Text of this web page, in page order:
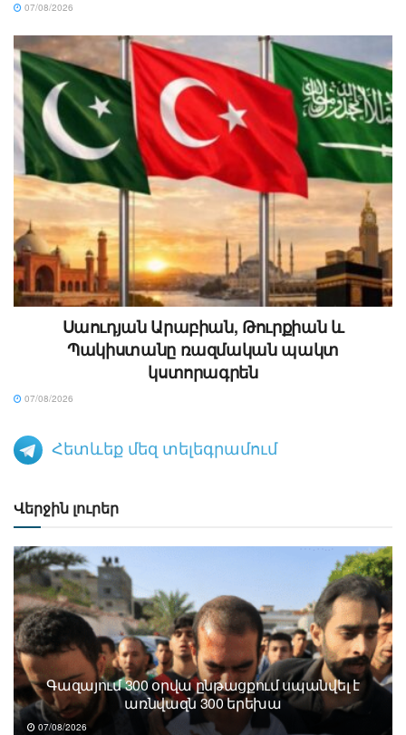
07/08/2026
Սաուդյան Արաբիան, Թուրքիան և
Պակիստանը ռազմական պակտ
կստորագրեն
07/08/2026
Հետևեք մեզ տելեգրամում
Վերջին լուրեր
Գազայում 300 օրվա ընթացքում սպանվել է
առնվազն 300 երեխա
07/08/2026